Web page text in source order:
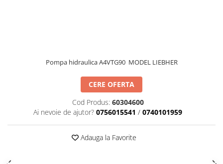
Pompa hidraulica A4VTG90 MODEL LIEBHER
CERE OFERTA
Cod Produs: 60304600
Ai nevoie de ajutor? 0756015541 / 0740101959
Adauga la Favorite